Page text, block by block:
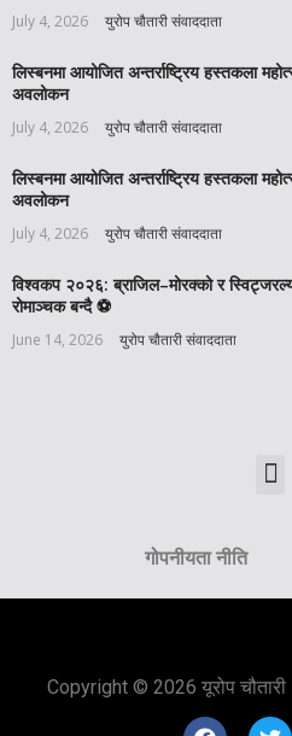
July 4, 2026 युरोप चौतारी संवाददाता
लिस्बनमा आयोजित अन्तर्राष्ट्रिय हस्तकला
अवलोकन
July 4, 2026 युरोप चौतारी संवाददाता
लिस्बनमा आयोजित अन्तर्राष्ट्रिय हस्तकला
अवलोकन
July 4, 2026 युरोप चौतारी संवाददाता
विश्वकप २०२६: ब्राजिल–मोरक्को र
रोमाञ्चक बन्दै ⚽️
June 14, 2026 युरोप चौतारी संवाददाता
गोपनीयता नीति
Copyright © 2026 यूरोप चौतारी